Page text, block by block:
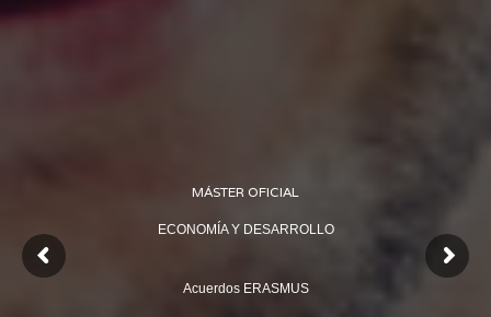
MÁSTER OFICIAL
ECONOMÍA Y DESARROLLO
Acuerdos ERASMUS